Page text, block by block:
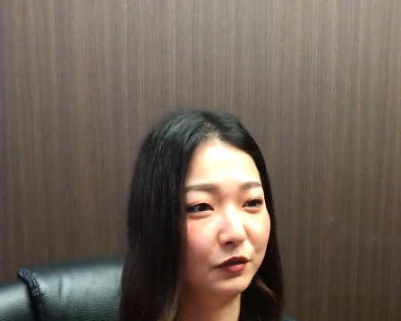
宿泊施設様の課題を
解決！目指すのは、
宿泊施設様の利益最
大化／【採用動画】